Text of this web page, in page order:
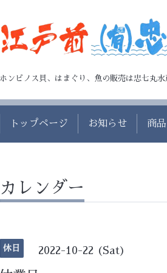
ホンビノス貝、はまぐり、魚の販売は忠七丸水
トップページ お知らせ 商品
カレンダー
休日 2022-10-22 (Sat)